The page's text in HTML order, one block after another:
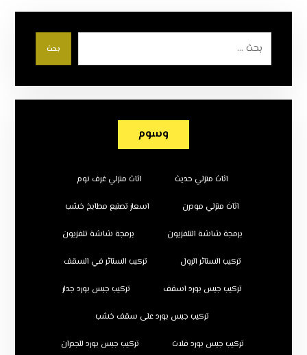
بحث
وسوم
اثاث منزلي حديث اثاث منزلي غرف نوم
اثاث منزلي مودرن اسعار تصنيع مطابخ خشب
برمجة شاشة التلفزيون برمجة شاشة تلفزيون
تركيب الستائر الرول تركيب الستائر في السقف
تركيب جبس بورد اسقف تركيب جبس بورد جدار
تركيب جبس بورد على سقف خشب
تركيب جبس بورد فلات تركيب جبس بورد للجدران